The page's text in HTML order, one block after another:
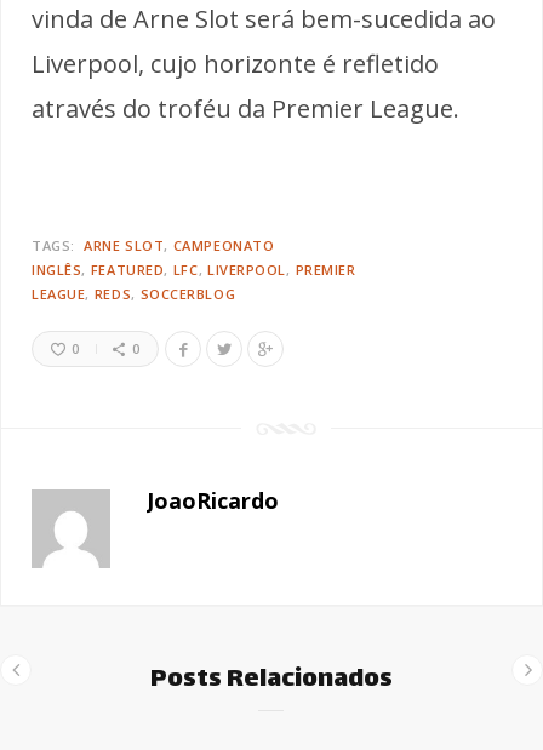
vinda de Arne Slot será bem-sucedida ao
Liverpool, cujo horizonte é refletido
através do troféu da Premier League.
TAGS: ARNE SLOT CAMPEONATO
INGLÊS FEATURED LFC LIVERPOOL
PREMIER
LEAGUE REDS SOCCERBLOG
0 0
JoaoRicardo
Posts Relacionados